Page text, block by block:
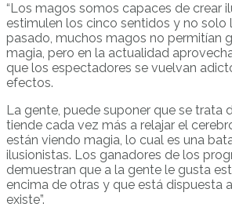
“Los magos somos capaces de crear
estimulen los cinco sentidos y no solo
pasado, muchos magos no permitían
magia, pero en la actualidad
que los espectadores se vuelvan
efectos.
La gente, puede suponer que se trata
tiende cada vez más a relajar el
están viendo magia, lo cual es una
ilusionistas. Los ganadores de los
demuestran que a la gente le gusta
encima de otras y que está dispuesta
existe”.